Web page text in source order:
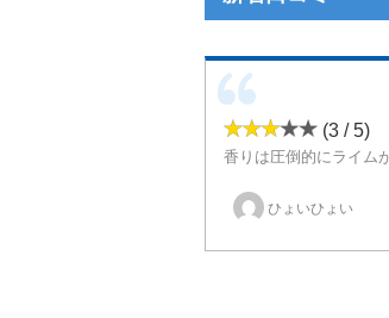
(3 / 5)
ひょいひょい